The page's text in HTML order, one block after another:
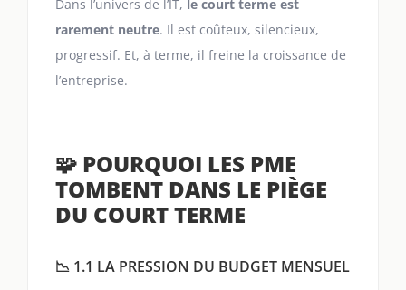
Dans l’univers de l’IT, le court terme est
rarement neutre. Il est coûteux, silencieux,
progressif. Et, à terme, il freine la croissance de
l’entreprise.
🧩 POURQUOI LES PME
TOMBENT DANS LE PIÈGE
DU COURT TERME
📉 1.1 LA PRESSION DU BUDGET MENSUEL